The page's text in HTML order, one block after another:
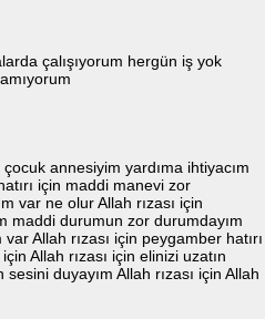
çalışıyorum hergün iş yok
annesiyim yardıma ihtiyacım
için maddi manevi zor
var ne olur Allah rızası için
maddi durumun zor durumdayım
Allah rızası için peygamber hatırı
Allah rızası için elinizi uzatın
duyayım Allah rızası için Allah